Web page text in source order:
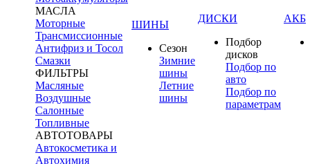
МАСЛА
Моторные
Трансмиссионные
Антифриз и Тосол
Смазки
ФИЛЬТРЫ
Масляные
Воздушные
Салонные
Топливные
АВТОТОВАРЫ
Автокосметика и
Автохимия
ШИНЫ
Сезон
Зимние
шины
Летние
шины
ДИСКИ
Подбор
дисков
Подбор по
авто
Подбор по
параметрам
АКБ